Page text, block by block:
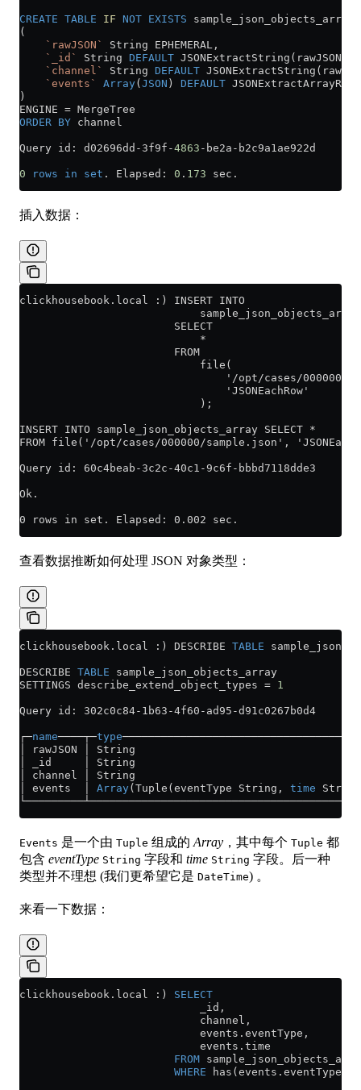
CREATE TABLE IF NOT EXISTS sample_json_objects_array
(
    `rawJSON`
String EPHEMERAL,
    `_id`
String DEFAULT JSONExtractString(rawJSON,
    `channel`
String DEFAULT
    `events`
Array(JSON ) DEFAULT
)
ENGINE = MergeTree
ORDER BY channel
Query id: d02696dd - 3f9f -4863 - be2a - b2c9a1ae922d
0 rows in set . Elapsed: 0 . 173 sec.
插入数据：
clickhousebook.local :) INSERT INTO
                            sample_json_objects_array
                        SELECT
                            *
                        FROM
                            file(
'/opt/cases/000000/
                                'JSONEachRow'
                            );
INSERT INTO sample_json_objects_array SELECT *
FROM file('/opt/cases/000000/sample.json',
Query id: 60c4beab-3c2c-40c1-9c6f-bbbd7118dde3
Ok.
0 rows in set. Elapsed: 0.002 sec.
查看数据推断如何处理 JSON 对象类型：
clickhousebook . local :) DESCRIBE TABLE
DESCRIBE TABLE sample_json_objects_array
SETTINGS describe_extend_object_types = 1
Query id: 302c0c84- 1b63 -4f60 - ad95 -d91c0267b0d4
┌─name────┬─type
│ rawJSON │ String                                      │
│ _id     │ String
│ channel │ String
│ events  │ Array(Tuple(eventType String, time
Events 是一个由 Tuple 组成的 Array ，其中每个 Tuple 都
包含 eventType String 字段和 time String 字段。后一种
类型并不理想 (我们更希望它是 DateTime) 。
来看一下数据：
clickhousebook . local :) SELECT
                            _id,
                            channel,
                            events
. eventType ,
                            events
. time
                        FROM
                        WHERE
has(events . eventType